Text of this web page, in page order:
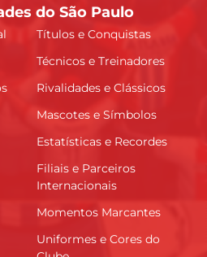
do São Paulo
Títulos e Conquistas
Técnicos e Treinadores
Rivalidades e Clássicos
Mascotes e Símbolos
Estatísticas e Recordes
Filiais e Parceiros
Internacionais
Momentos Marcantes
Uniformes e Cores do